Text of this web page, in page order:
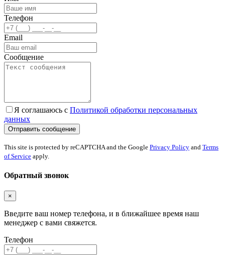
Телефон
Email
Сообщение
Я соглашаюсь с Политикой обработки персональных
данных
This site is protected by reCAPTCHA and the Google Privacy Policy and Terms
of Service apply.
Обратный звонок
×
Введите ваш номер телефона, и в ближайшее время наш
менеджер с вами свяжется.
Телефон